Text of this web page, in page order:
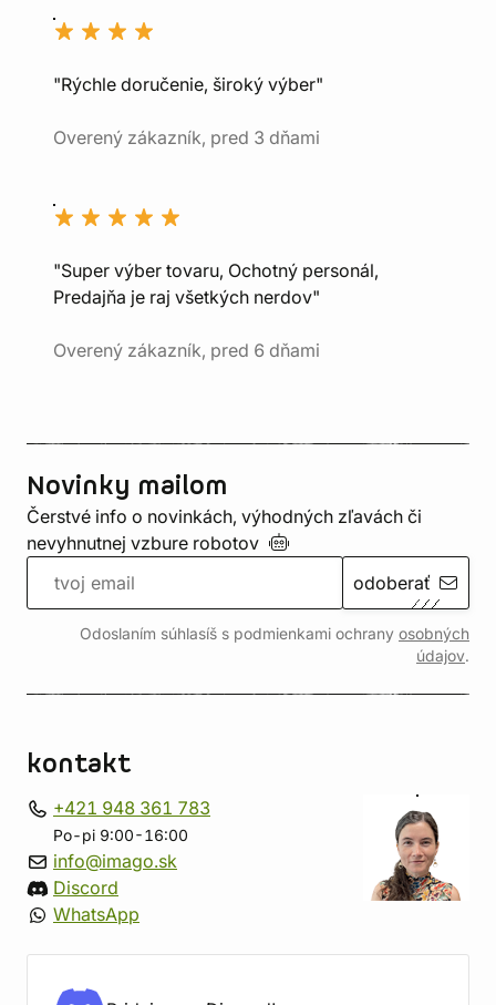
"Rýchle doručenie, široký výber"
Overený zákazník, pred 3 dňami
"Super výber tovaru, Ochotný personál,
Predajňa je raj všetkých nerdov"
Overený zákazník, pred 6 dňami
Novinky mailom
Čerstvé info o novinkách, výhodných zľavách či
nevyhnutnej vzbure robotov
odoberať
Odoslaním súhlasíš s podmienkami ochrany osobných
údajov.
kontakt
+421 948 361 783
Po-pi 9:00-16:00
info@imago.sk
Discord
WhatsApp